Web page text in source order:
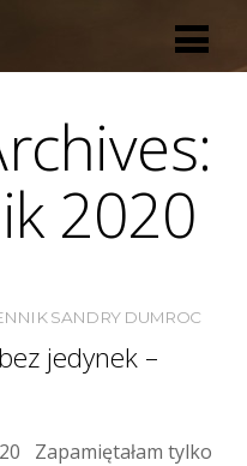
2020
SANDRY DUMROC
jedynek –
Zapamiętałam tylko